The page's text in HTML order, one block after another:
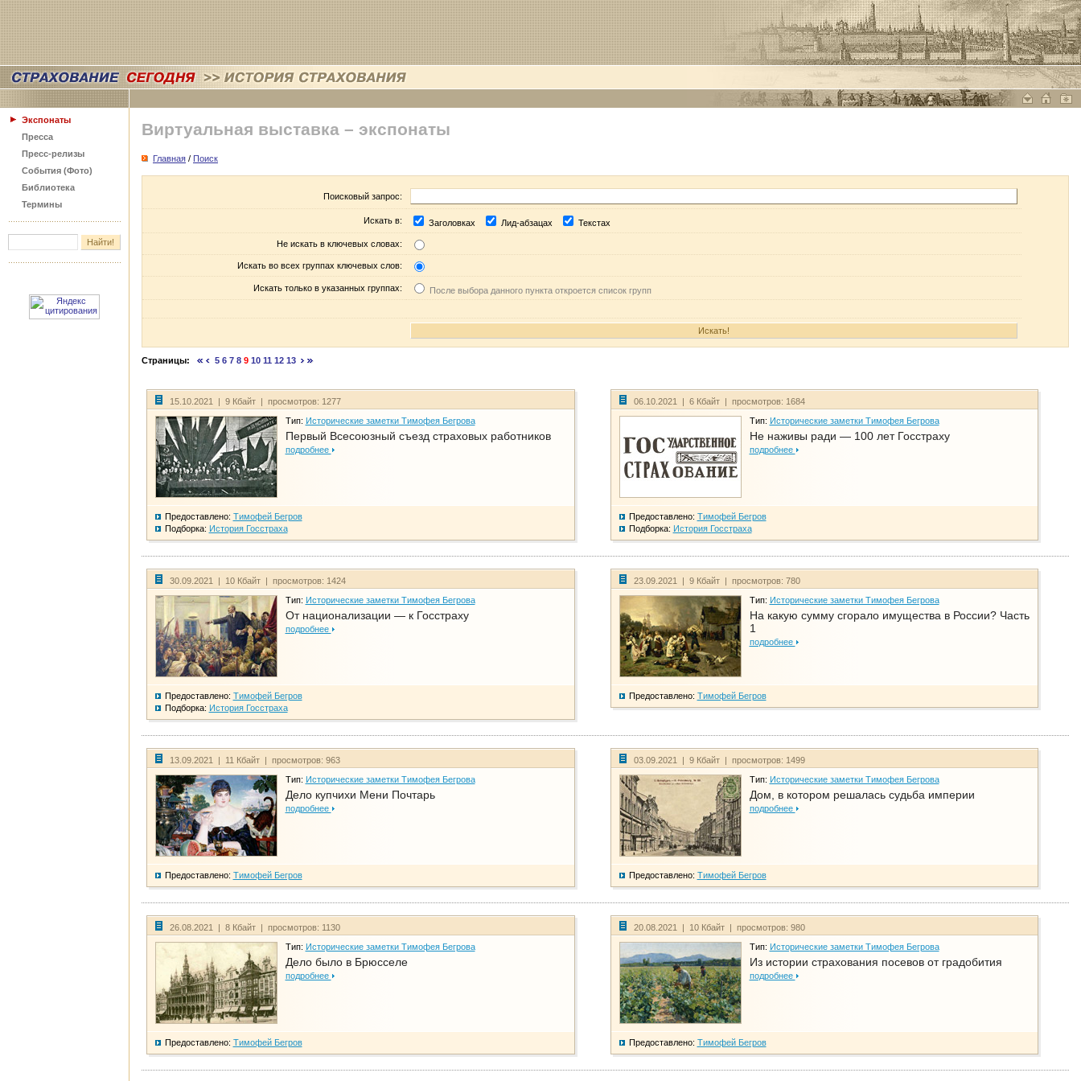
Экспонаты
Пресса
Пресс-релизы
События (Фото)
Библиотека
Термины
Виртуальная выставка – экспонаты
Главная / Поиск
Поисковый запрос:
Искать в: Заголовках Лид-абзацах Текстах
Не искать в ключевых словах:
Искать во всех группах ключевых слов:
Искать только в указанных группах: После выбора данного пункта откроется список групп
Страницы: 5 6 7 8 9 10 11 12 13
15.10.2021 | 9 Кбайт | просмотров: 1277
Тип: Исторические заметки Тимофея Бегрова
Первый Всесоюзный съезд страховых работников
подробнее
Предоставлено: Тимофей Бегров
Подборка: История Госстраха
06.10.2021 | 6 Кбайт | просмотров: 1684
Тип: Исторические заметки Тимофея Бегрова
Не наживы ради — 100 лет Госстраху
подробнее
Предоставлено: Тимофей Бегров
Подборка: История Госстраха
30.09.2021 | 10 Кбайт | просмотров: 1424
Тип: Исторические заметки Тимофея Бегрова
От национализации — к Госстраху
подробнее
Предоставлено: Тимофей Бегров
Подборка: История Госстраха
23.09.2021 | 9 Кбайт | просмотров: 780
Тип: Исторические заметки Тимофея Бегрова
На какую сумму сгорало имущества в России? Часть
1
подробнее
Предоставлено: Тимофей Бегров
13.09.2021 | 11 Кбайт | просмотров: 963
Тип: Исторические заметки Тимофея Бегрова
Дело купчихи Мени Почтарь
подробнее
Предоставлено: Тимофей Бегров
03.09.2021 | 9 Кбайт | просмотров: 1499
Тип: Исторические заметки Тимофея Бегрова
Дом, в котором решалась судьба империи
подробнее
Предоставлено: Тимофей Бегров
26.08.2021 | 8 Кбайт | просмотров: 1130
Тип: Исторические заметки Тимофея Бегрова
Дело было в Брюсселе
подробнее
Предоставлено: Тимофей Бегров
20.08.2021 | 10 Кбайт | просмотров: 980
Тип: Исторические заметки Тимофея Бегрова
Из истории страхования посевов от градобития
подробнее
Предоставлено: Тимофей Бегров